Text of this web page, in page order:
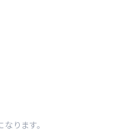
ります。